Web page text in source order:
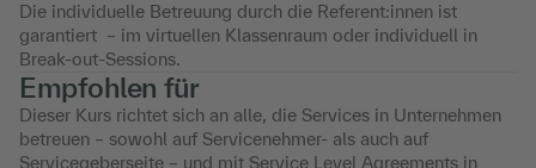
Die individuelle Betreuung durch die Referent:innen ist
garantiert – im virtuellen Klassenraum oder individuell in
Break-out-Sessions.
Empfohlen für
Dieser Kurs richtet sich an alle, die Services in Unternehmen
betreuen – sowohl auf Servicenehmer- als auch auf
Servicegeberseite – und mit Service Level Agreements in